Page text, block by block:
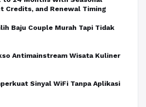
Credits, and Renewal Timing
Baju Couple Murah Tapi Tidak
Antimainstream Wisata Kuliner
Sinyal WiFi Tanpa Aplikasi